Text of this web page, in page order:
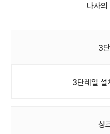
나사의
3
3단레일 설
싱